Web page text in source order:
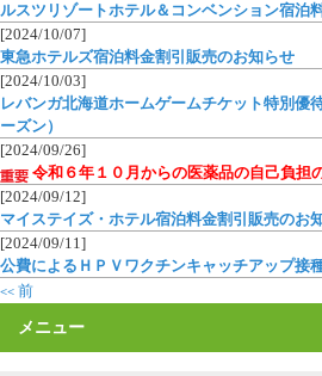
ルスツリゾートホテル＆コンベンション宿泊
[2024/10/07]
東急ホテルズ宿泊料金割引販売のお知らせ
[2024/10/03]
レバンガ北海道ホームゲームチケット特別優
ーズン）
[2024/09/26]
令和６年１０月からの医薬品の自己負担
[2024/09/12]
マイステイズ・ホテル宿泊料金割引販売のお
[2024/09/11]
公費によるＨＰＶワクチンキャッチアップ接
<< 前
メニュー